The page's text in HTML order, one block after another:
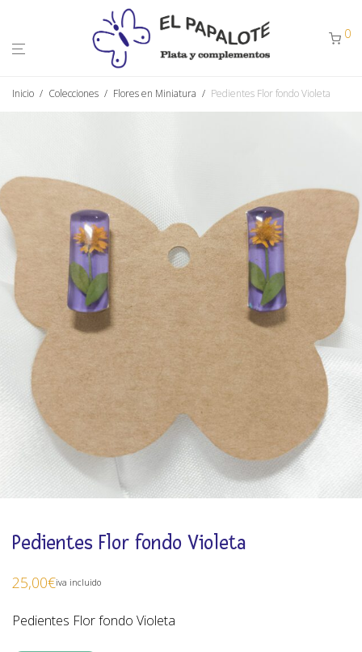
0
Inicio / Colecciones / Flores en Miniatura / Pedientes Flor fondo Violeta
Pedientes Flor fondo Violeta
25,00€iva incluido
Pedientes Flor fondo Violeta